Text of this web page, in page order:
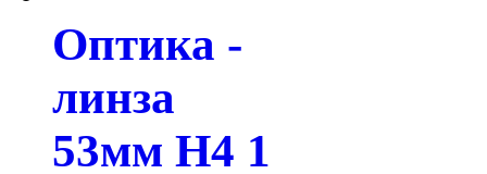
Оптика -
линза
53мм H4 1